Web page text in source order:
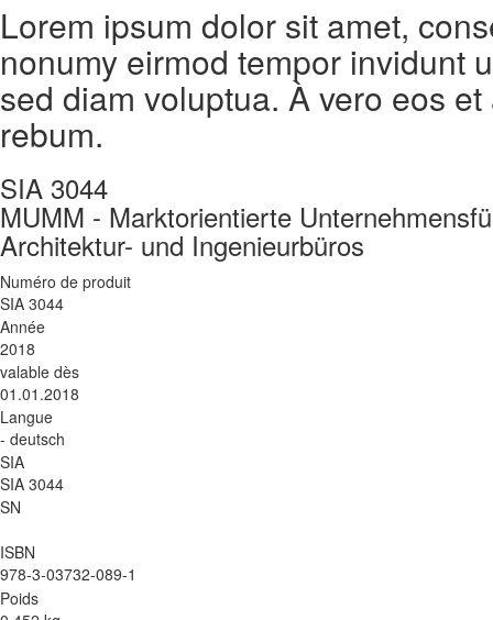
Lorem ipsum dolor sit amet,
nonumy eirmod tempor invidunt
sed diam voluptua. À vero eos
rebum.
SIA 3044
MUMM - Marktorientierte
Architektur- und Ingenieurbüros
Numéro de produit
SIA 3044
Année
2018
valable dès
01.01.2018
Langue
- deutsch
SIA
SIA 3044
SN
ISBN
978-3-03732-089-1
Poids